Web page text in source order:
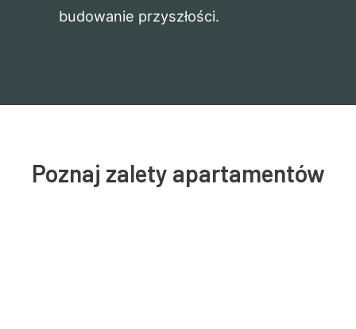
budowanie przyszłości.
Poznaj zalety apartamentów